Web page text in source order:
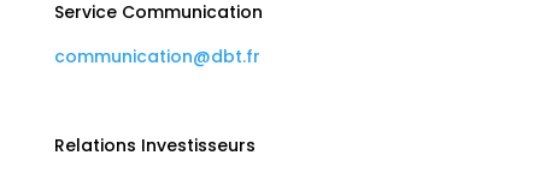
Service Communication
communication@dbt.fr
Relations Investisseurs